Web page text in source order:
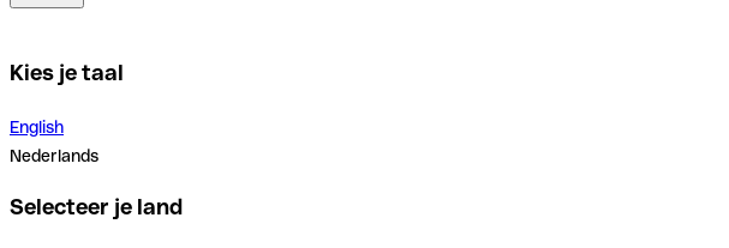
Kies je taal
English
Nederlands
Selecteer je land